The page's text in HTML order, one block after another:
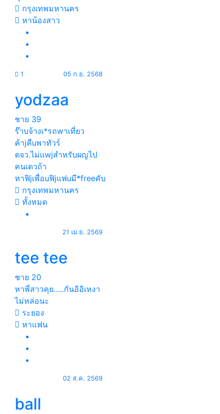
กรุงเทพมหานคร
หาน้องสาว
1 05 ก.ย. 2568
yodzaa
ชาย 39
ร๊าบจ้างเ*รถwาเที่ยว
ค้าjคืuพาทัวร์
ตจว.ไม่แwjสำหรับผญไป
คนเดวถ้า
หาฟิjเพื่อuฟิjแฟuมี*freeคับ
กรุงเทพมหานคร
ทั้งหมด
21 เม.ย. 2569
tee tee
ชาย 20
หาพี่สาวคุย…..กันอิอิเหงา
ไม่หล่อนะ
ระยอง
หาแฟน
02 ส.ค. 2569
ball